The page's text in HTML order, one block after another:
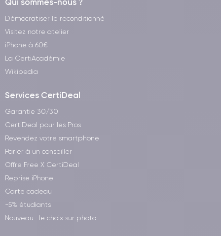
Qui sommes-nous ?
Démocratiser le reconditionné
Visitez notre atelier
iPhone à 60€
La CertiAcadémie
Wikipedia
Services CertiDeal
Garantie 30/30
CertiDeal pour les Pros
Revendez votre smartphone
Parler à un conseiller
Offre Free X CertiDeal
Reprise iPhone
Carte cadeau
-5% étudiants
Nouveau : le choix sur photo